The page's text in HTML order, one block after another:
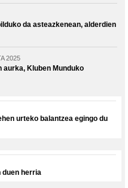
da asteazkenean, alderdien
2025
aurka, Kluben Munduko
urteko balantzea egingo du
duen herria